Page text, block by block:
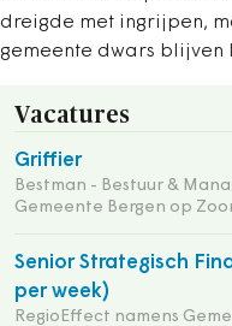
dreigde met ingrijpen,
gemeente dwars blijven
Vacatures
Griffier
Bestman - Bestuur &
Gemeente Bergen op
Senior Strategisch
per week)
RegioEffect namens